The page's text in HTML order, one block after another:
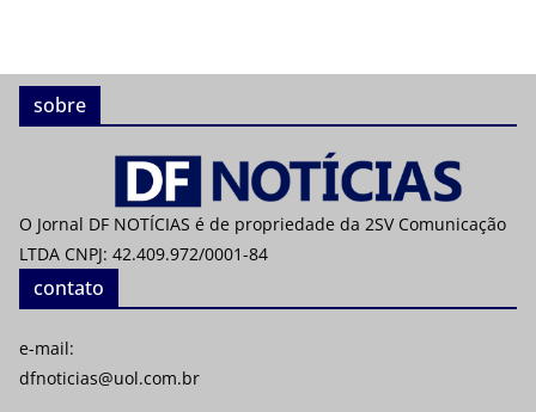
sobre
O Jornal DF NOTÍCIAS é de propriedade da 2SV Comunicação
LTDA CNPJ: 42.409.972/0001-84
contato
e-mail:
dfnoticias@uol.com.br